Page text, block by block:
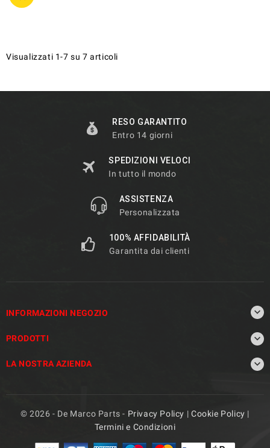
Visualizzati 1-7 su 7 articoli
RESO GARANTITO
Entro 14 giorni
SPEDIZIONI VELOCI
In tutto il mondo
ASSISTENZA
Personalizzata
100% AFFIDABILITÀ
Garantita dai clienti
INFORMAZIONI NEGOZIO 
PRODOTTI 
LA NOSTRA AZIENDA 
© 2026 - De Marco Parts - Privacy Policy | Cookie Policy |
Termini e Condizioni